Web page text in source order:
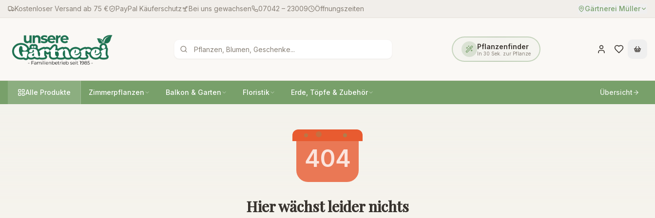
Kostenloser Versand ab 75 € PayPal Käuferschutz Bei uns gewachsen 07042 – 23009 Öffnungszeiten Gärtnerei Müller
Pflanzenfinder
In 30 Sek. zur Pflanze
Alle Produkte Zimmerpflanzen Balkon & Garten Floristik Erde, Töpfe & Zubehör Übersicht
404
Hier wächst leider nichts